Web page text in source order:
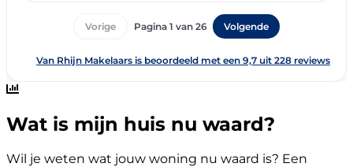
Wat is mijn huis nu waard?
Wil je weten wat jouw woning nu waard is? Een